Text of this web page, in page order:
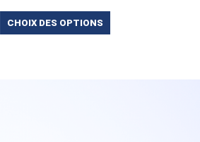
CHOIX DES OPTIONS